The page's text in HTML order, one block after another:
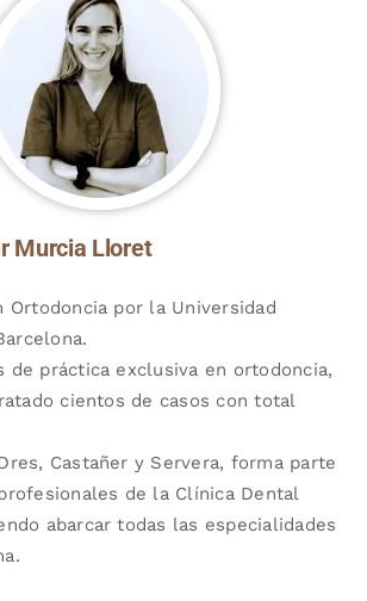
Murcia Lloret
Ortodoncia por la Universidad
de práctica exclusiva en ortodoncia,
cientos de casos con total
Castañer y Servera, forma parte
de la Clínica Dental
abarcar todas las especialidades